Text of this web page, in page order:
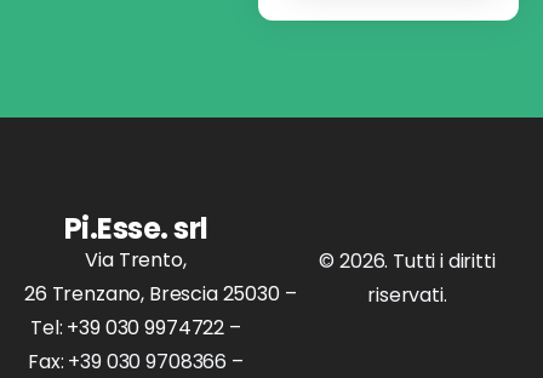
Pi.Esse. srl
Via Trento,
26 Trenzano, Brescia 25030–
Tel: +39 030 9974722 –
Fax: +39 030 9708366 –
© 2026. Tutti i diritti
riservati.